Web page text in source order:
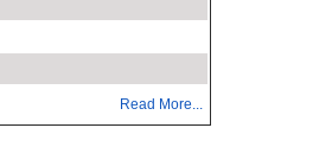
Read More...